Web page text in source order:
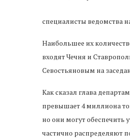
специалисты ведомства
Наибольшее их
входят Чечня и
Севостьяновым на
Как сказал глава
превышает 4 миллиона
но они могут обеспечить
частично распределяют